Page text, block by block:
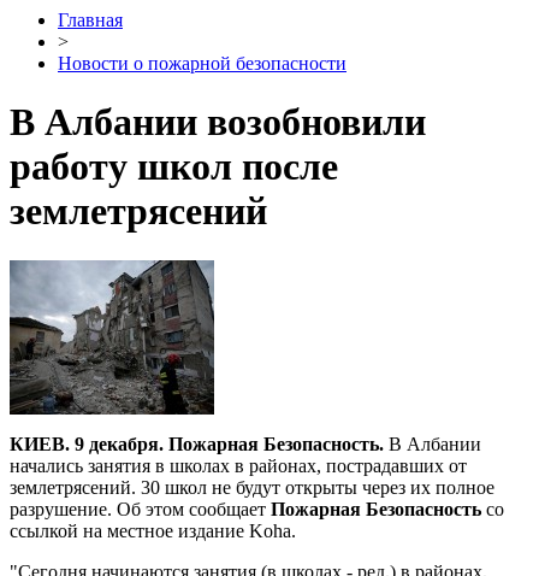
Главная
>
Новости о пожарной безопасности
В Албании возобновили
работу школ после
землетрясений
КИЕВ. 9 декабря. Пожарная Безопасность. В Албании
начались занятия в школах в районах, пострадавших от
землетрясений. 30 школ не будут открыты через их полное
разрушение. Об этом сообщает Пожарная Безопасность со
ссылкой на местное издание Koha.
"Сегодня начинаются занятия (в школах - ред.) в районах,